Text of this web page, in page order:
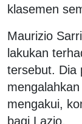
klasemen
Maurizio
lakukan
tersebut. Dia
mengakui,
bagi Lazio.